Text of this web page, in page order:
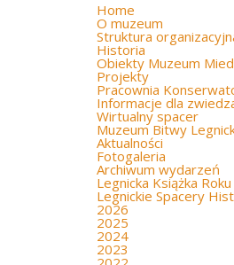
Home
O muzeum
Struktura
Historia
Obiekty Muzeum
Projekty
Pracownia
Informacje dla
Wirtualny spacer
Muzeum Bitwy
Aktualności
Fotogaleria
Archiwum wydarzeń
Legnicka Książka Roku
Legnickie Spacery
2026
2025
2024
2023